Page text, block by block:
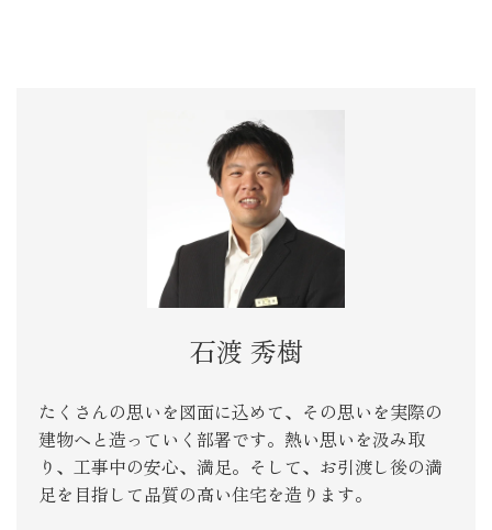
石渡 秀樹
たくさんの思いを図面に込めて、その思いを実際の
建物へと造っていく部署です。熱い思いを汲み取
り、工事中の安心、満足。そして、お引渡し後の満
足を目指して品質の高い住宅を造ります。